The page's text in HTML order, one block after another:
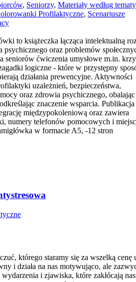
, Seniorzy, Materiały według
Profilaktyczne, Scenariusze
to książeczka łącząca intelektualną
oraz problemów
seniorów ćwiczenia umysłowe m.in.
logiczne - które w przystępny
działania prewencyjne. Aktywności
uzależnień, bezpieczeństwa,
oraz zdrowia psychicznego,
znaczenie wsparcia. Publikacja
międzypokoleniową oraz zawiera
numery telefonów pomocowych i
w formacie A5, -12 stron
którego staramy się za wszelką cenę
i działa na nas motywująco, ale
i zjawiska, które zakłócają